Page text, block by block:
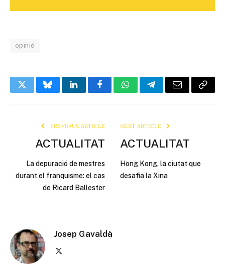
opinió
TwitterBlueskyLinkedInFacebookWhatsAppTelegramEmail Copy
PREVIOUS ARTICLE
ACTUALITAT
La depuració de mestres
durant el franquisme: el cas
de Ricard Ballester
NEXT ARTICLE
ACTUALITAT
Hong Kong, la ciutat que
desafia la Xina
Josep Gavaldà